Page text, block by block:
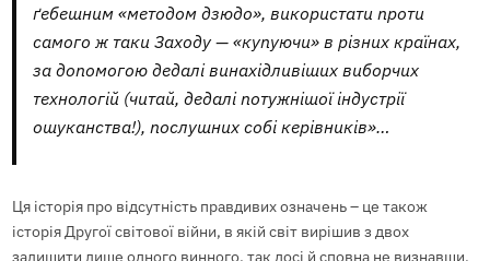
ґебешним «методом дзюдо», використати проти
самого ж таки Заходу — «купуючи» в різних країнах,
за допомогою дедалі винахідливіших виборчих
технологій (читай, дедалі потужнішої індустрії
ошуканства!), послушних собі керівників»…
Ця історія про відсутність правдивих означень – це також
історія Другої світової війни, в якій світ вирішив з двох
залишити лише одного винного, так досі й сповна не визнавши,